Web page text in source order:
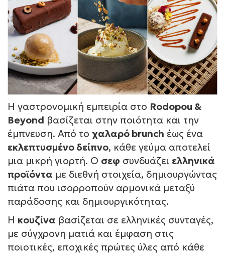
Η γαστρονομική εμπειρία στο Rodopou &
Beyond βασίζεται στην ποιότητα και την
έμπνευση. Από το χαλαρό brunch έως ένα
εκλεπτυσμένο δείπνο, κάθε γεύμα αποτελεί
μια μικρή γιορτή. Ο σεφ συνδυάζει ελληνικά
προϊόντα με διεθνή στοιχεία, δημιουργώντας
πιάτα που ισορροπούν αρμονικά μεταξύ
παράδοσης και δημιουργικότητας.
Η κουζίνα βασίζεται σε ελληνικές συνταγές,
με σύγχρονη ματιά και έμφαση στις
ποιοτικές, εποχικές πρώτες ύλες από κάθε